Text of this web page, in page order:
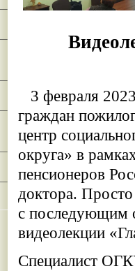
3 февраля
граждан
центр
округа» в
пенсионеров
доктора.
с последующим
видеолекции
Специалист